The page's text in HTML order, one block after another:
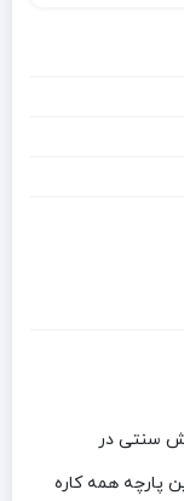
سنتی در
پارچه همه کاره